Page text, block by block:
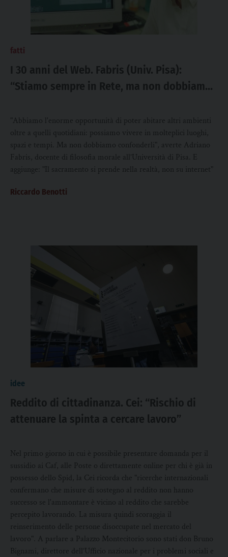
fatti
I 30 anni del Web. Fabris (Univ. Pisa):
“Stiamo sempre in Rete, ma non dobbiamo
"Abbiamo l'enorme opportunità di poter abitare altri ambienti
oltre a quelli quotidiani: possiamo vivere in molteplici luoghi,
spazi e tempi. Ma non dobbiamo confonderli", averte Adriano
Fabris, docente di filosofia morale all’Università di Pisa. E
aggiunge: "Il sacramento si prende nella realtà, non su internet"
Riccardo Benotti
idee
Reddito di cittadinanza. Cei: “Rischio di
attenuare la spinta a cercare lavoro”
Nel primo giorno in cui è possibile presentare domanda per il
sussidio ai Caf, alle Poste o direttamente online per chi è già in
possesso dello Spid, la Cei ricorda che "ricerche internazionali
confermano che misure di sostegno al reddito non hanno
successo se l'ammontare è vicino al reddito che sarebbe
percepito lavorando. La misura quindi scoraggia il
reinserimento delle persone disoccupate nel mercato del
lavoro". A parlare a Palazzo Montecitorio sono stati don Bruno
Bignami, direttore dell’Ufficio nazionale per i problemi sociali e